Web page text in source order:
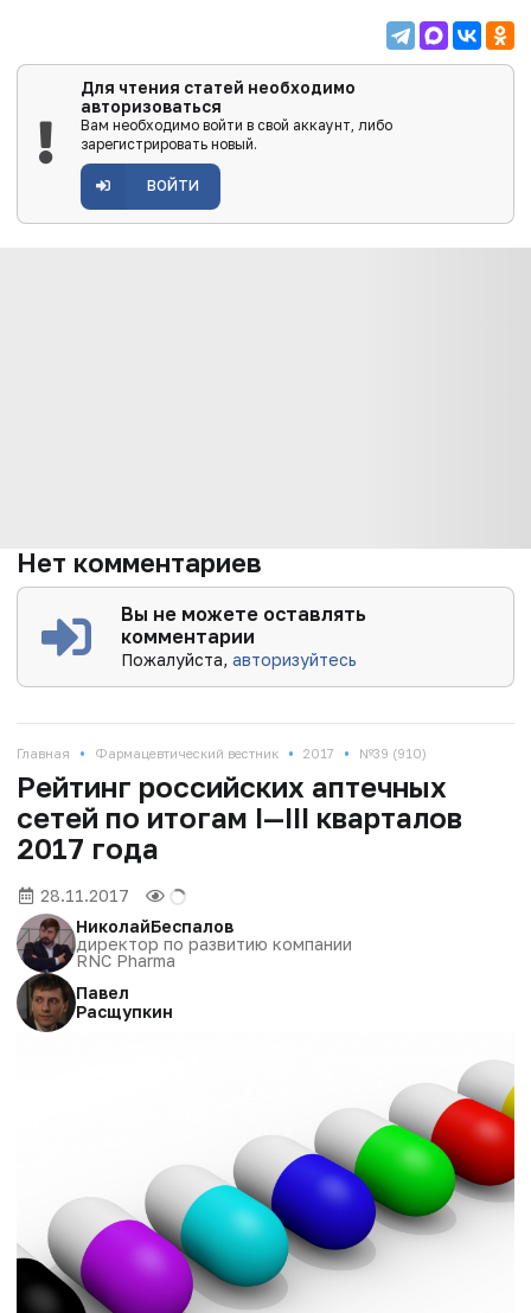
Для чтения статей необходимо
авторизоваться
Вам необходимо войти в свой аккаунт, либо
зарегистрировать новый.
ВОЙТИ
Нет комментариев
Вы не можете оставлять
комментарии
Пожалуйста,авторизуйтесь
Главная • Фармацевтический вестник • 2017 • №39 (910)
Рейтинг российских аптечных
сетей по итогам I—III кварталов
2017 года
28.11.2017
НиколайБеспалов
директор по развитию компании
RNC Pharma
Павел
Расщупкин